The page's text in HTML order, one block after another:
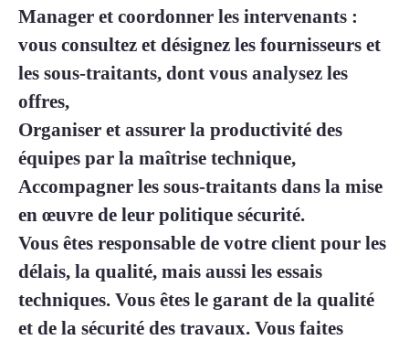
Manager et coordonner les intervenants :
vous consultez et désignez les fournisseurs et
les sous-traitants, dont vous analysez les
offres,
Organiser et assurer la productivité des
équipes par la maîtrise technique,
Accompagner les sous-traitants dans la mise
en œuvre de leur politique sécurité.
Vous êtes responsable de votre client pour les
délais, la qualité, mais aussi les essais
techniques. Vous êtes le garant de la qualité
et de la sécurité des travaux. Vous faites